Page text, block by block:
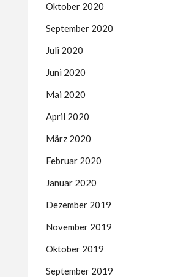
Oktober 2020
September 2020
Juli 2020
Juni 2020
Mai 2020
April 2020
März 2020
Februar 2020
Januar 2020
Dezember 2019
November 2019
Oktober 2019
September 2019